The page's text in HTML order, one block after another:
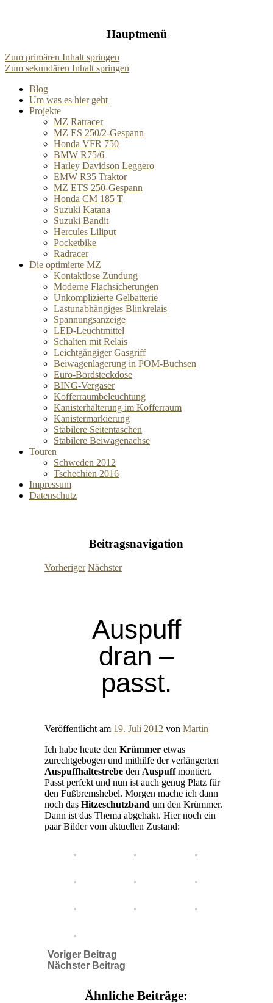
Hauptmenü
Zum primären Inhalt springen
Zum sekundären Inhalt springen
Blog
Um was es hier geht
Projekte
MZ Ratracer
MZ ES 250/2-Gespann
Honda VFR 750
BMW R75/6
Harley Davidson Leggero
EMW R35 Traktor
MZ ETS 250-Gespann
Honda CM 185 T
Suzuki Katana
Suzuki Bandit
Hercules Liliput
Pocketbike
Radracer
Die optimierte MZ
Kontaktlose Zündung
Moderne Flachsicherungen
Unkomplizierte Gelbatterie
Lastunabhängiges Blinkrelais
Spannungsanzeige
LED-Leuchtmittel
Schalten mit Relais
Leichtgängiger Gasgriff
Beiwagenlagerung in POM-Buchsen
Euro-Bordsteckdose
BING-Vergaser
Kofferraumbeleuchtung
Kanisterhalterung im Kofferraum
Kanistermarkierung
Stabilere Seitentaschen
Stabilere Beiwagenachse
Touren
Schweden 2012
Tschechien 2016
Impressum
Datenschutz
Beitragsnavigation
Vorheriger Nächster
Auspuff
dran –
passt.
Veröffentlicht am 19. Juli 2012 von Martin
Ich habe heute den Krümmeretwas
zurechtgebogen und mithilfe der verlängerten
Auspuffhaltestrebeden Auspuffmontiert.
Passt perfekt und nun ist auch genug Platz für
den Fußbremshebel. Morgen mache ich dann
noch das Hitzeschutzband um den Krümmer.
Dann ist das Thema abgehakt. Hier noch ein
paar Bilder vom aktuellen Zustand:
Voriger Beitrag
Nächster Beitrag
Ähnliche Beiträge: